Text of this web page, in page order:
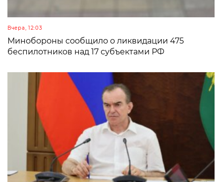
Вчера, 12:03
Минобороны сообщило о ликвидации 475
беспилотников над 17 субъектами РФ